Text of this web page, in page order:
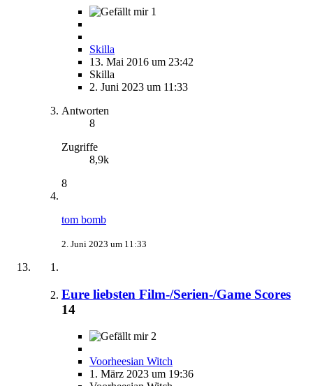
1
Skilla
13. Mai 2016 um 23:42
Skilla
2. Juni 2023 um 11:33
Antworten
8
Zugriffe
8,9k
8
tom bomb
2. Juni 2023 um 11:33
Eure liebsten Film-/Serien-/Game Scores
14
2
Voorheesian Witch
1. März 2023 um 19:36